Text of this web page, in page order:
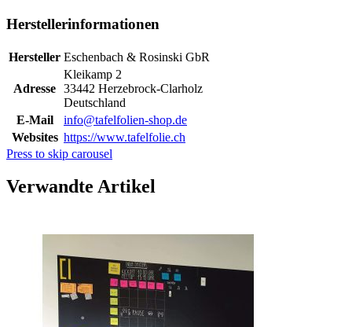
Herstellerinformationen
Hersteller Eschenbach & Rosinski GbR
Adresse
Kleikamp 2
33442 Herzebrock-Clarholz
Deutschland
E-Mail
info@tafelfolien-shop.de
Websites https://www.tafelfolie.ch
Press to skip carousel
Verwandte Artikel